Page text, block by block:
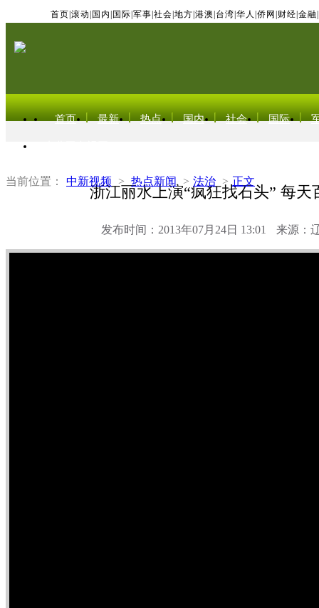
首页 滚动 国内 国际 军事 社会 地方 港澳 台湾 华人 侨网 财经 金融
首页 最新 热点 国内 社会 国际
当前位置： 中新视频 > 热点新闻 > 法治 > 正文
浙江丽水上演“疯狂找石头” 每天
发布时间：2013年07月24日 13:01 来源：